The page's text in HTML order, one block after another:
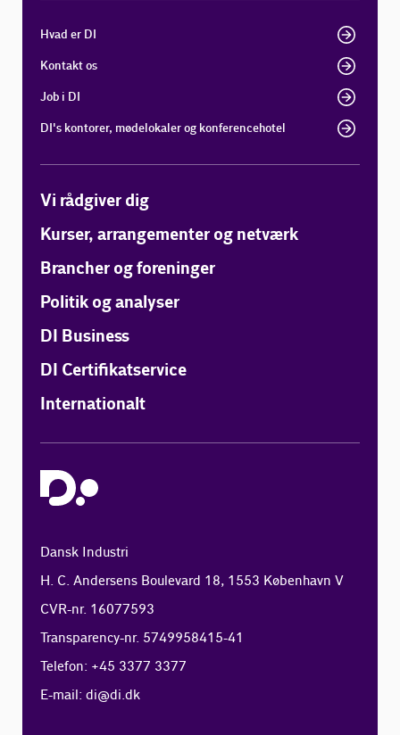
Hvad er DI
Kontakt os
Job i DI
DI's kontorer, mødelokaler og konferencehotel
Vi rådgiver dig
Kurser, arrangementer og netværk
Brancher og foreninger
Politik og analyser
DI Business
DI Certifikatservice
Internationalt
Dansk Industri
H. C. Andersens Boulevard 18, 1553 København V
CVR-nr. 16077593
Transparency-nr. 5749958415-41
Telefon: +45 3377 3377
E-mail:di@di.dk